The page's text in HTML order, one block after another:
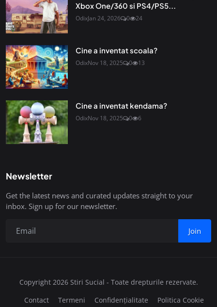
Xbox One/360 si PS4/PS5...
OdixJan 24, 2026 0 24
Cine a inventat scoala?
OdixNov 18, 2025 0 13
Cine a inventat kendama?
OdixNov 18, 2025 0 6
Newsletter
Get the latest news and curated updates straight to your
inbox. Sign up for our newsletter.
Join
Copyright 2026 Stiri Sucial - Toate drepturile rezervate.
Contact
Termeni Confidențialitate Politica Cookie